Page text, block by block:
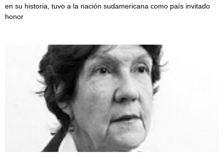
en su historia, tuvo a la nación sudamericana como país invitado
honor